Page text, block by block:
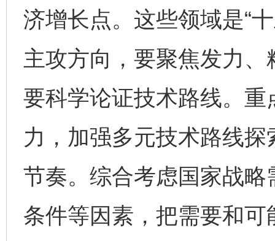
济增长点。这些领域是“
主攻方向，要聚焦发力
要科学论证技术路线。
力，加强多元技术路线
节奏。综合考虑国家战
条件等因素，把需要和